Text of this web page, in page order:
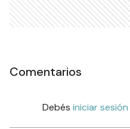
Comentarios
Debés iniciar sesión